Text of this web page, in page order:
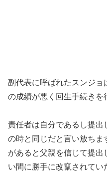
副代表に呼ばれたスンジョ
の成績が悪く回生手続きを
責任者は自分であるし提出
の時と同じだと言い放ちま
があると父親を信じて提
い間に勝手に改竄されてい